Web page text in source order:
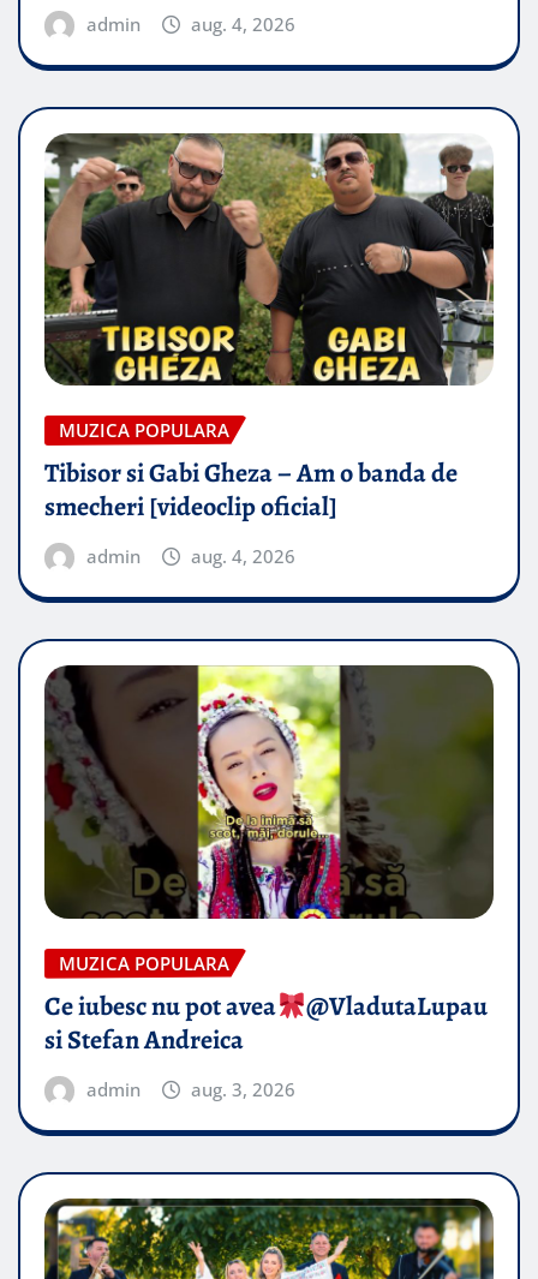
admin aug. 4, 2026
MUZICA POPULARA
Tibisor si Gabi Gheza – Am o banda de
smecheri [videoclip oficial]
admin aug. 4, 2026
MUZICA POPULARA
Ce iubesc nu pot avea
​@VladutaLupau
si Stefan Andreica
admin aug. 3, 2026